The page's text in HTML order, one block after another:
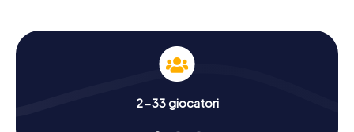
2-33 giocatori